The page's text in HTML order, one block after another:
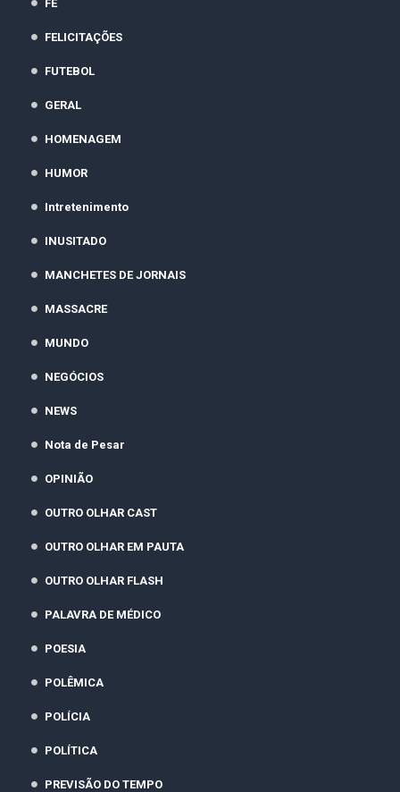
FÉ
FELICITAÇÕES
FUTEBOL
GERAL
HOMENAGEM
HUMOR
Intretenimento
INUSITADO
MANCHETES DE JORNAIS
MASSACRE
MUNDO
NEGÓCIOS
NEWS
Nota de Pesar
OPINIÃO
OUTRO OLHAR CAST
OUTRO OLHAR EM PAUTA
OUTRO OLHAR FLASH
PALAVRA DE MÉDICO
POESIA
POLÊMICA
POLÍCIA
POLÍTICA
PREVISÃO DO TEMPO